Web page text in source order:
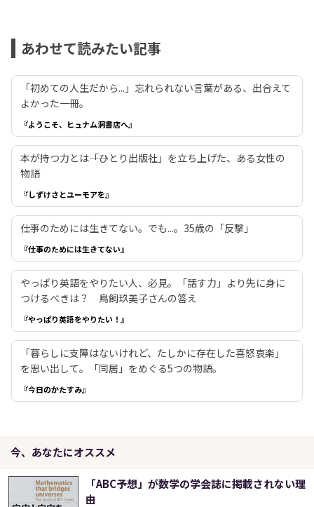
あわせて読みたい記事
「初めての人生だから...」忘れられない言葉がある、出合えて
よかった一冊。
『ようこそ、ヒュナム洞書店へ』
本が持つ力とは――「ひとり出版社」を立ち上げた、ある女性の
物語
『しずけさとユーモアを』
仕事のためには生きてない。でも...。35歳の「反撃」
『仕事のためには生きてない』
やっぱり英語をやりたい人、必見。「話す力」より先に身に
つけるべきは？ 鳥飼玖美子さんの答え
『やっぱり英語をやりたい！』
「暮らしに支障はないけれど、たしかに存在した喜怒哀楽」
を思い出して。「同居」をめぐる5つの物語。
『今日のかたすみ』
今、あなたにオススメ
「ABC予想」が数学の学会誌に掲載されない理
由